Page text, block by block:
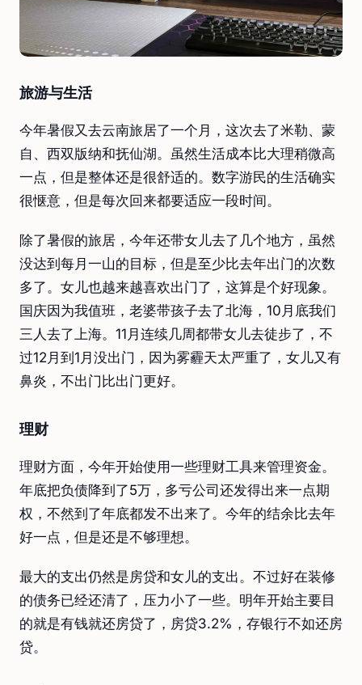
旅游与生活
今年暑假又去云南旅居了一个月，这次去了米勒、蒙
自、西双版纳和抚仙湖。虽然生活成本比大理稍微高
一点，但是整体还是很舒适的。数字游民的生活确实
很惬意，但是每次回来都要适应一段时间。
除了暑假的旅居，今年还带女儿去了几个地方，虽然
没达到每月一山的目标，但是至少比去年出门的次数
多了。女儿也越来越喜欢出门了，这算是个好现象。
国庆因为我值班，老婆带孩子去了北海，10月底我们
三人去了上海。11月连续几周都带女儿去徒步了，不
过12月到1月没出门，因为雾霾天太严重了，女儿又有
鼻炎，不出门比出门更好。
理财
理财方面，今年开始使用一些理财工具来管理资金。
年底把负债降到了5万，多亏公司还发得出来一点期
权，不然到了年底都发不出来了。今年的结余比去年
好一点，但是还是不够理想。
最大的支出仍然是房贷和女儿的支出。不过好在装修
的债务已经还清了，压力小了一些。明年开始主要目
的就是有钱就还房贷了，房贷3.2%，存银行不如还房
贷。